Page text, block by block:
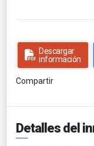
Descargar
información
Compartir
Detalles del